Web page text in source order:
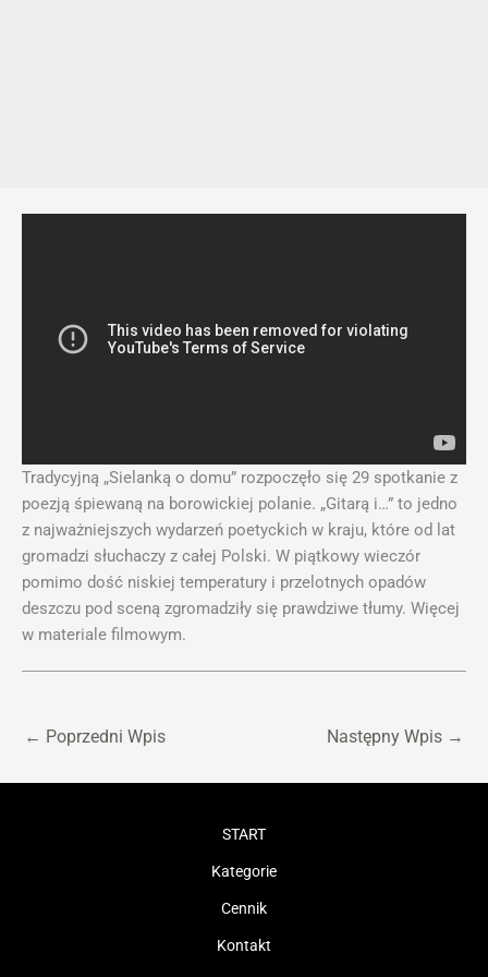
Tradycyjną „Sielanką o domu” rozpoczęło się 29 spotkanie z
poezją śpiewaną na borowickiej polanie. „Gitarą i…” to jedno
z najważniejszych wydarzeń poetyckich w kraju, które od lat
gromadzi słuchaczy z całej Polski. W piątkowy wieczór
pomimo dość niskiej temperatury i przelotnych opadów
deszczu pod sceną zgromadziły się prawdziwe tłumy. Więcej
w materiale filmowym.
← Poprzedni Wpis Następny Wpis →
START
Kategorie
Cennik
Kontakt